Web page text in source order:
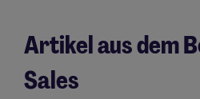
Artikel aus dem
Sales